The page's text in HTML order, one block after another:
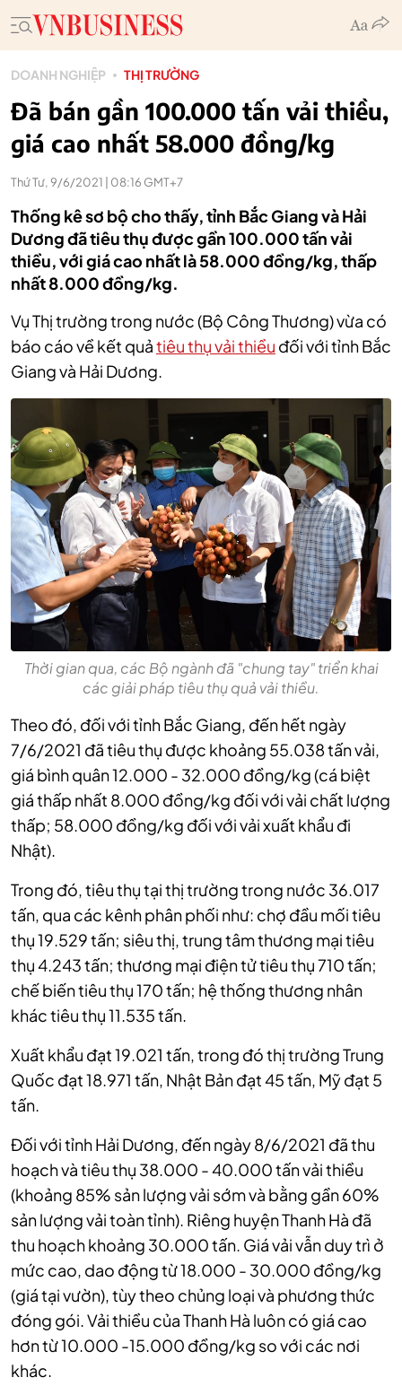
DOANH NGHIỆP THỊ TRƯỜNG
Đã bán gần 100.000 tấn vải thiều,
giá cao nhất 58.000 đồng/kg
Thứ Tư, 9/6/2021 | 08:16 GMT+7
Thống kê sơ bộ cho thấy, tỉnh Bắc Giang và Hải
Dương đã tiêu thụ được gần 100.000 tấn vải
thiều, với giá cao nhất là 58.000 đồng/kg, thấp
nhất 8.000 đồng/kg.
Vụ Thị trường trong nước (Bộ Công Thương) vừa có
báo cáo về kết quảtiêu thụ vải thiều đối với tỉnh Bắc
Giang và Hải Dương.
Thời gian qua, các Bộ ngành đã "chung tay" triển khai
các giải pháp tiêu thụ quả vải thiều.
Theo đó, đối với tỉnh Bắc Giang, đến hết ngày
7/6/2021 đã tiêu thụ được khoảng 55.038 tấn vải,
giá bình quân 12.000 - 32.000 đồng/kg (cá biệt
giá thấp nhất 8.000 đồng/kg đối với vải chất lượng
thấp; 58.000 đồng/kg đối với vải xuất khẩu đi
Nhật).
Trong đó, tiêu thụ tại thị trường trong nước 36.017
tấn, qua các kênh phân phối như: chợ đầu mối tiêu
thụ 19.529 tấn; siêu thị, trung tâm thương mại tiêu
thụ 4.243 tấn; thương mại điện tử tiêu thụ 710 tấn;
chế biến tiêu thụ 170 tấn; hệ thống thương nhân
khác tiêu thụ 11.535 tấn.
Xuất khẩu đạt 19.021 tấn, trong đó thị trường Trung
Quốc đạt 18.971 tấn, Nhật Bản đạt 45 tấn, Mỹ đạt 5
tấn.
Đối với tỉnh Hải Dương, đến ngày 8/6/2021 đã thu
hoạch và tiêu thụ 38.000 - 40.000 tấn vải thiều
(khoảng 85% sản lượng vải sớm và bằng gần 60%
sản lượng vải toàn tỉnh). Riêng huyện Thanh Hà đã
thu hoạch khoảng 30.000 tấn. Giá vải vẫn duy trì ở
mức cao, dao động từ 18.000 - 30.000 đồng/kg
(giá tại vườn), tùy theo chủng loại và phương thức
đóng gói. Vải thiều của Thanh Hà luôn có giá cao
hơn từ 10.000 -15.000 đồng/kg so với các nơi
khác.